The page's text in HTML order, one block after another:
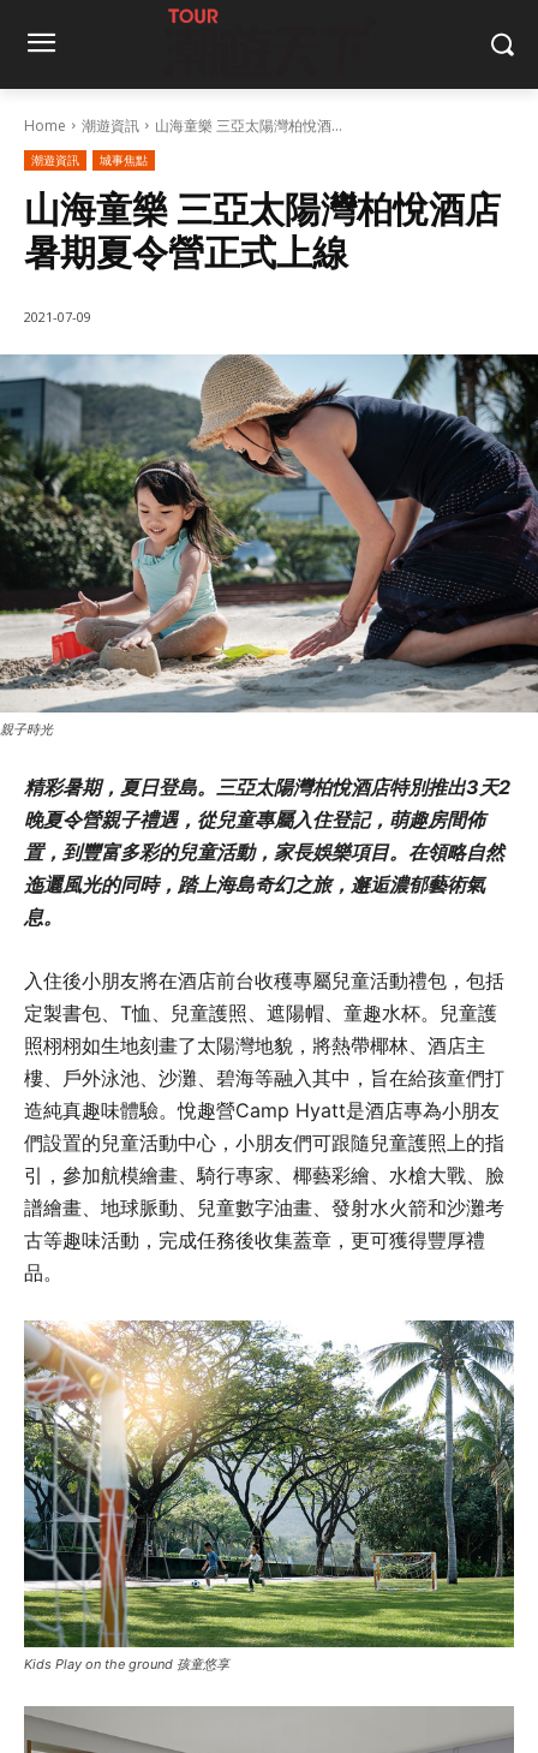
Home 潮遊資訊 山海童樂 三亞太陽灣柏悅酒...
潮遊資訊 城事焦點
山海童樂 三亞太陽灣柏悅酒店
暑期夏令營正式上線
2021-07-09
親子時光
精彩暑期，夏日登島。三亞太陽灣柏悅酒店特別推出3天2
晚夏令營親子禮遇，從兒童專屬入住登記，萌趣房間佈
置，到豐富多彩的兒童活動，家長娛樂項目。在領略自然
迤邐風光的同時，踏上海島奇幻之旅，邂逅濃郁藝術氣
息。
入住後小朋友將在酒店前台收穫專屬兒童活動禮包，包括
定製書包、T恤、兒童護照、遮陽帽、童趣水杯。兒童護
照栩栩如生地刻畫了太陽灣地貌，將熱帶椰林、酒店主
樓、戶外泳池、沙灘、碧海等融入其中，旨在給孩童們打
造純真趣味體驗。悅趣營Camp Hyatt是酒店專為小朋友
們設置的兒童活動中心，小朋友們可跟隨兒童護照上的指
引，參加航模繪畫、騎行專家、椰藝彩繪、水槍大戰、臉
譜繪畫、地球脈動、兒童數字油畫、發射水火箭和沙灘考
古等趣味活動，完成任務後收集蓋章，更可獲得豐厚禮
品。
Kids Play on the ground 孩童悠享